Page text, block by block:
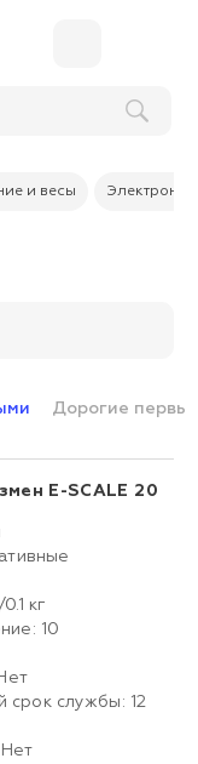
и весы
Дорогие
E-SCALE 20
кг
10
срок службы: 12